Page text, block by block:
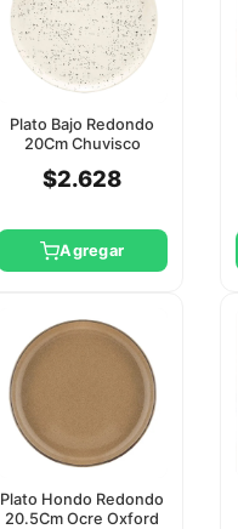
Plato Bajo Redondo
20Cm Chuvisco
$2.628
Agregar
Plato Hondo Redondo
20.5Cm Ocre Oxford